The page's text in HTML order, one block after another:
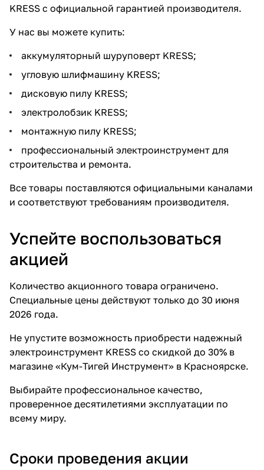
KRESS с официальной гарантией производителя.
У нас вы можете купить:
аккумуляторный шуруповерт KRESS;
угловую шлифмашину KRESS;
дисковую пилу KRESS;
электролобзик KRESS;
монтажную пилу KRESS;
профессиональный электроинструмент для
строительства и ремонта.
Все товары поставляются официальными каналами
и соответствуют требованиям производителя.
Успейте воспользоваться
акцией
Количество акционного товара ограничено.
Специальные цены действуют только до 30 июня
2026 года.
Не упустите возможность приобрести надежный
электроинструмент KRESS со скидкой до 30% в
магазине «Кум-Тигей Инструмент» в Красноярске.
Выбирайте профессиональное качество,
проверенное десятилетиями эксплуатации по
всему миру.
Сроки проведения акции